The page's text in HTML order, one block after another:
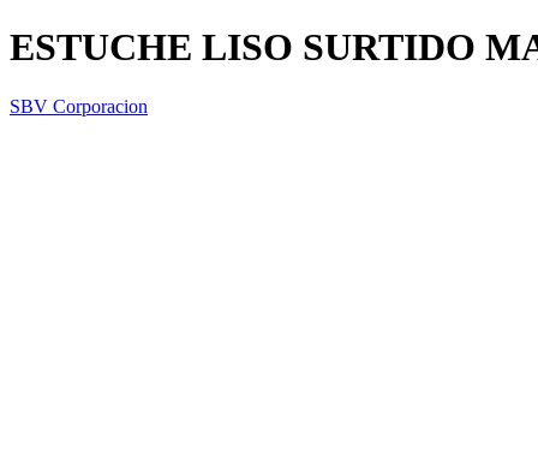
ESTUCHE LISO SURTIDO
SBV Corporacion